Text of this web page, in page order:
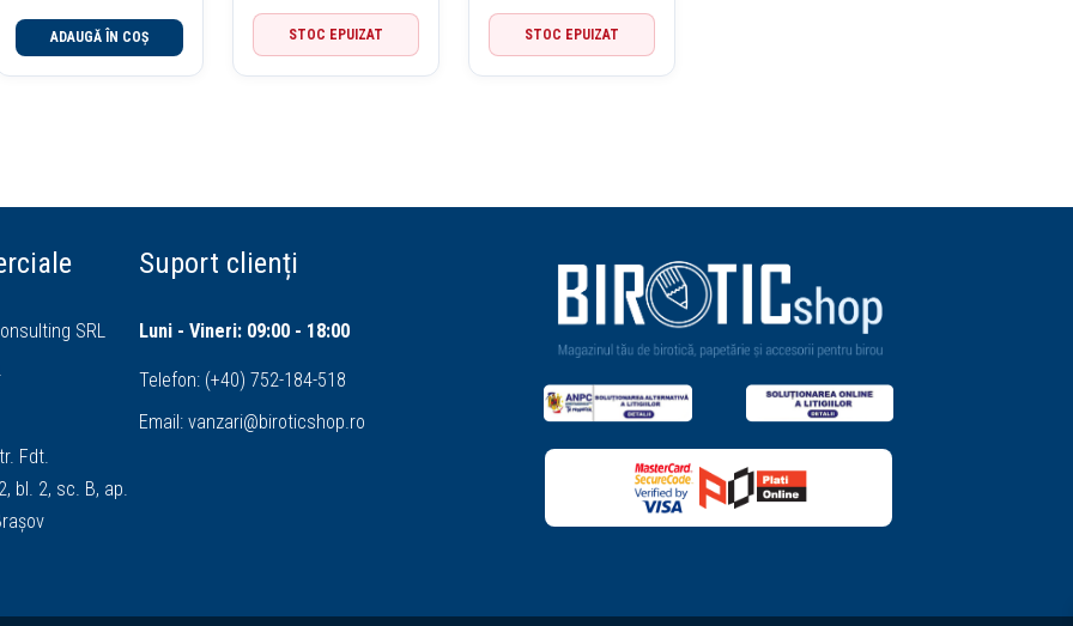
ADAUGĂ ÎN COȘ STOC EPUIZAT STOC EPUIZAT
SRL
Fdt.
bl. 2, sc. B, ap.
Suport clienți
Luni - Vineri: 09:00 - 18:00
Telefon: (+40) 752-184-518
Email:vanzari@biroticshop.ro